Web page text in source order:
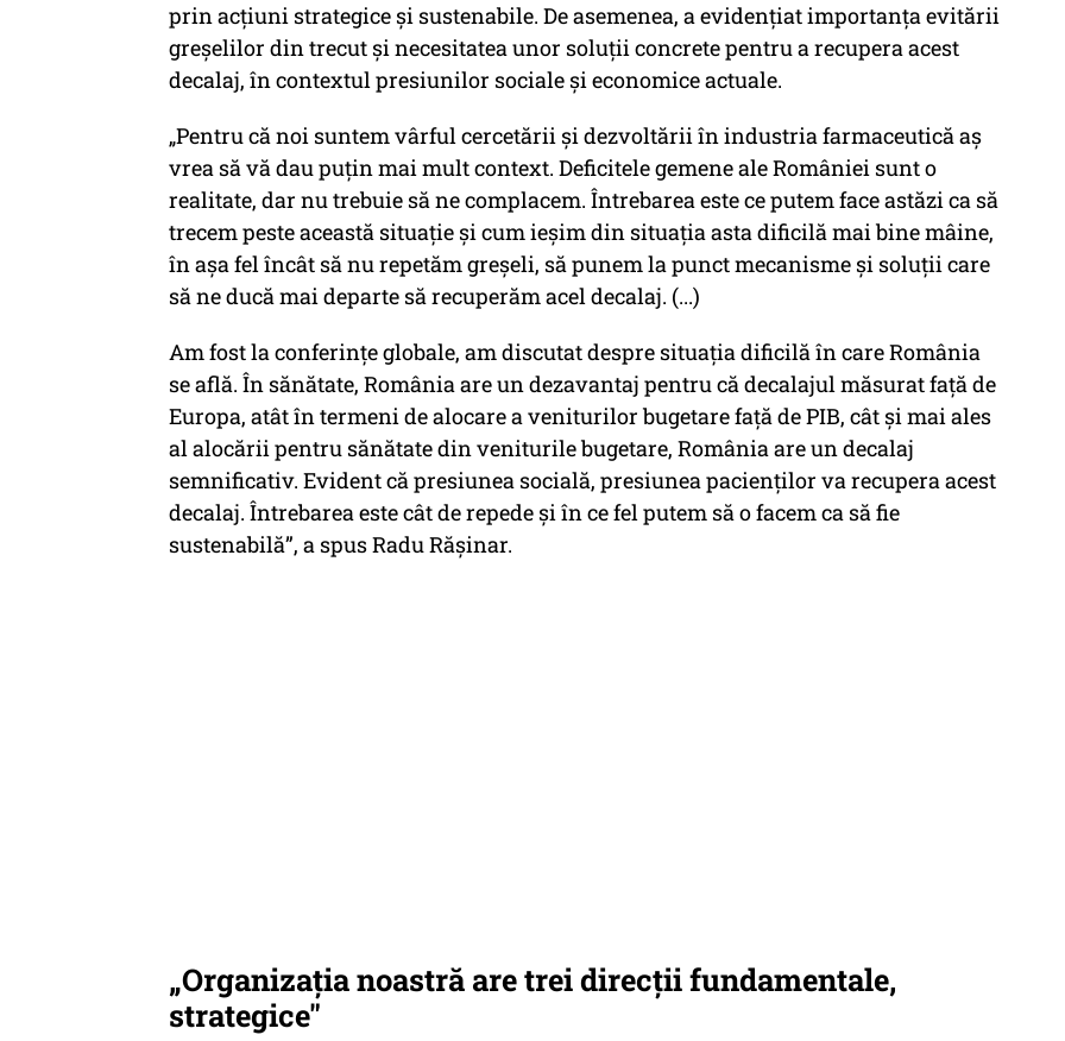
prin acțiuni strategice și sustenabile. De asemenea, a evidențiat importanța evitării
greșelilor din trecut și necesitatea unor soluții concrete pentru a recupera acest
decalaj, în contextul presiunilor sociale și economice actuale.
„Pentru că noi suntem vârful cercetării și dezvoltării în industria farmaceutică aș
vrea să vă dau puțin mai mult context. Deficitele gemene ale României sunt o
realitate, dar nu trebuie să ne complacem. Întrebarea este ce putem face astăzi ca să
trecem peste această situație și cum ieșim din situația asta dificilă mai bine mâine,
în așa fel încât să nu repetăm greșeli, să punem la punct mecanisme și soluții care
să ne ducă mai departe să recuperăm acel decalaj. (...)
Am fost la conferințe globale, am discutat despre situația dificilă în care România
se află. În sănătate, România are un dezavantaj pentru că decalajul măsurat față de
Europa, atât în termeni de alocare a veniturilor bugetare față de PIB, cât și mai ales
al alocării pentru sănătate din veniturile bugetare, România are un decalaj
semnificativ. Evident că presiunea socială, presiunea pacienților va recupera acest
decalaj. Întrebarea este cât de repede și în ce fel putem să o facem ca să fie
sustenabilă”, a spus Radu Rășinar.
„Organizația noastră are trei direcții fundamentale,
strategice"